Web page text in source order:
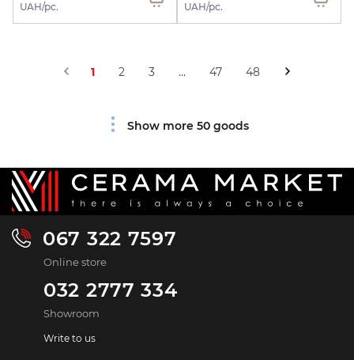
UAH/pc. UAH/pc.
1 2 3 ... 47 48
Show more 50 goods
067 322 7597
Online store
032 2777 334
Showroom
Write to us